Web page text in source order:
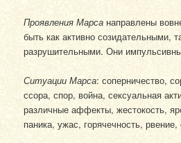
Проявления Марса направлены
быть как активно созидательными,
разрушительными. Они
Ситуации Марса: соперничество,
ссора, спор, война, сексуальная
различные аффекты, жестокость,
паника, ужас, горячечность,